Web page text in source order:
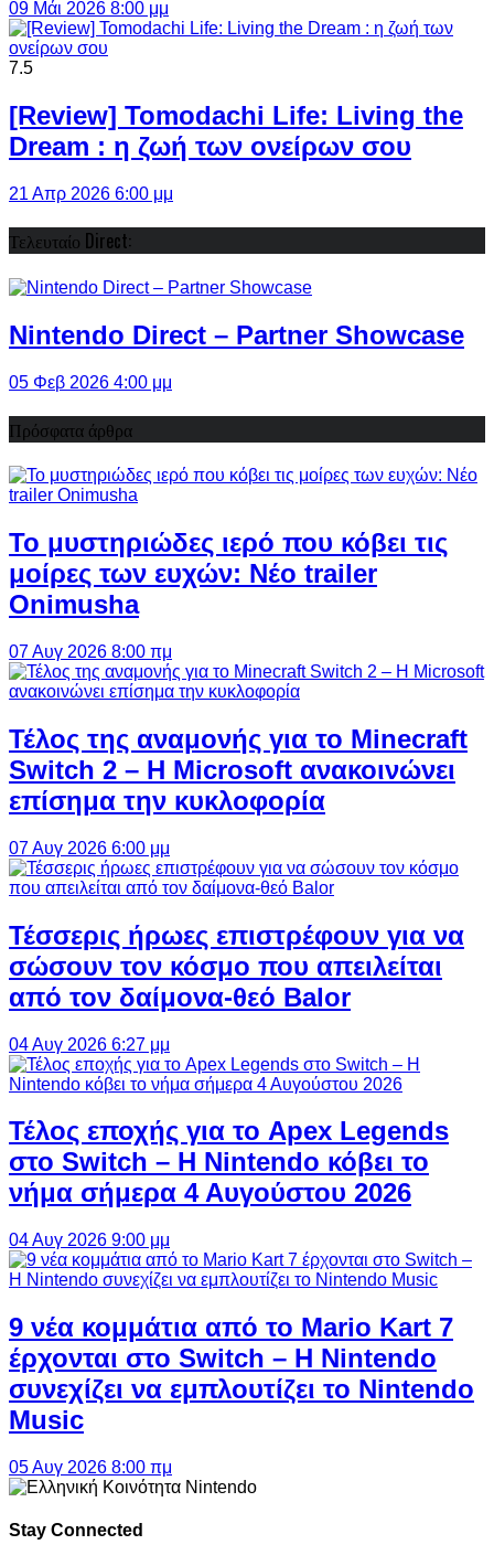
09 Μάι 2026 8:00 μμ
7.5
[Review] Tomodachi Life: Living the
Dream : η ζωή των ονείρων σου
21 Απρ 2026 6:00 μμ
Τελευταίο Direct:
Nintendo Direct – Partner Showcase
05 Φεβ 2026 4:00 μμ
Πρόσφατα άρθρα
Το μυστηριώδες ιερό που κόβει τις
μοίρες των ευχών: Νέο trailer
Onimusha
07 Αυγ 2026 8:00 πμ
Τέλος της αναμονής για το Minecraft
Switch 2 – Η Microsoft ανακοινώνει
επίσημα την κυκλοφορία
07 Αυγ 2026 6:00 μμ
Τέσσερις ήρωες επιστρέφουν για να
σώσουν τον κόσμο που απειλείται
από τον δαίμονα-θεό Balor
04 Αυγ 2026 6:27 μμ
Τέλος εποχής για το Apex Legends
στο Switch – Η Nintendo κόβει το
νήμα σήμερα 4 Αυγούστου 2026
04 Αυγ 2026 9:00 μμ
9 νέα κομμάτια από το Mario Kart 7
έρχονται στο Switch – Η Nintendo
συνεχίζει να εμπλουτίζει το Nintendo
Music
05 Αυγ 2026 8:00 πμ
Stay Connected